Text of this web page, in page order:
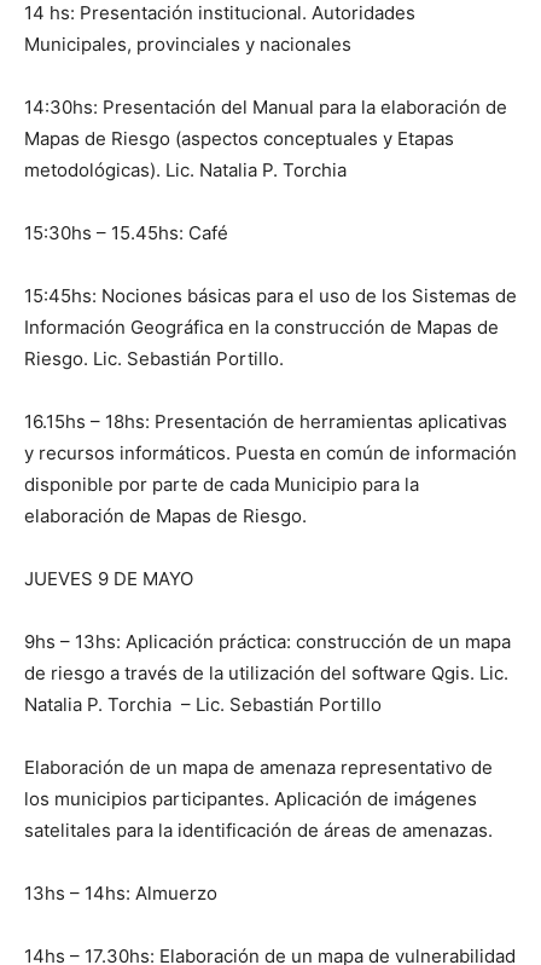
14 hs: Presentación institucional. Autoridades
Municipales, provinciales y nacionales
14:30hs: Presentación del Manual para la elaboración de
Mapas de Riesgo (aspectos conceptuales y Etapas
metodológicas). Lic. Natalia P. Torchia
15:30hs – 15.45hs: Café
15:45hs: Nociones básicas para el uso de los Sistemas de
Información Geográfica en la construcción de Mapas de
Riesgo. Lic. Sebastián Portillo.
16.15hs – 18hs: Presentación de herramientas aplicativas
y recursos informáticos. Puesta en común de información
disponible por parte de cada Municipio para la
elaboración de Mapas de Riesgo.
JUEVES 9 DE MAYO
9hs – 13hs: Aplicación práctica: construcción de un mapa
de riesgo a través de la utilización del software Qgis. Lic.
Natalia P. Torchia – Lic. Sebastián Portillo
Elaboración de un mapa de amenaza representativo de
los municipios participantes. Aplicación de imágenes
satelitales para la identificación de áreas de amenazas.
13hs – 14hs: Almuerzo
14hs – 17.30hs: Elaboración de un mapa de vulnerabilidad